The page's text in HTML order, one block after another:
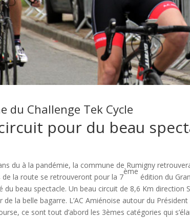
du Challenge Tek Cycle
pour du beau
du à la pandémie, la commune de Rumigny
de la route se retrouveront pour la 7
ème
édition du
du beau spectacle. Un beau circuit de 8,6 Km direction
de la belle bagarre. L’AC Amiénoise autour du
ce sont tout d’abord les 3èmes catégories qui